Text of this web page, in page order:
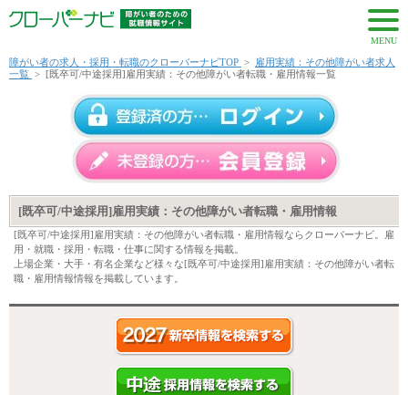
MENU
障がい者の求人・採用・転職のクローバーナビTOP >
雇用実績：その他障がい者求人
一覧 > [既卒可/中途採用]雇用実績：その他障がい者転職・雇用情報一覧
[既卒可/中途採用]雇用実績：その他障がい者転職・雇用情報
[既卒可/中途採用]雇用実績：その他障がい者転職・雇用情報ならクローバーナビ。雇
用・就職・採用・転職・仕事に関する情報を掲載。
上場企業・大手・有名企業など様々な[既卒可/中途採用]雇用実績：その他障がい者転
職・雇用情報情報を掲載しています。